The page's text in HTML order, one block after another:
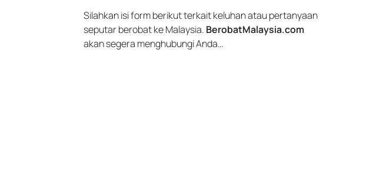
Silahkan isi form berikut terkait keluhan atau pertanyaan
seputar berobat ke Malaysia. BerobatMalaysia.com
akan segera menghubungi Anda…